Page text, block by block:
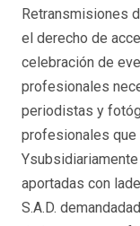
Retransmisiones
el derecho de
celebración de
profesionales
periodistas y
profesionales que
aportadas con
S.A.D.